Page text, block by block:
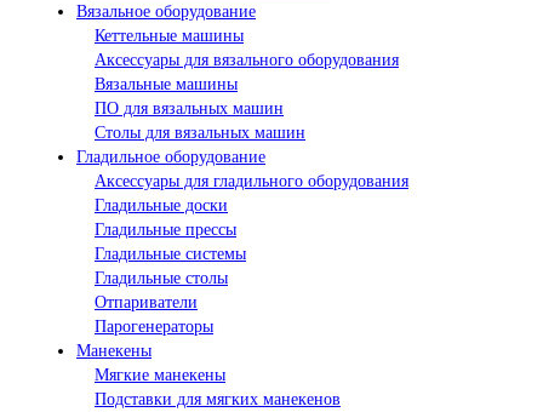
Вязальное оборудование
Кеттельные машины
Аксессуары для вязального оборудования
Вязальные машины
ПО для вязальных машин
Столы для вязальных машин
Гладильное оборудование
Аксессуары для гладильного оборудования
Гладильные доски
Гладильные прессы
Гладильные системы
Гладильные столы
Отпариватели
Парогенераторы
Манекены
Мягкие манекены
Подставки для мягких манекенов